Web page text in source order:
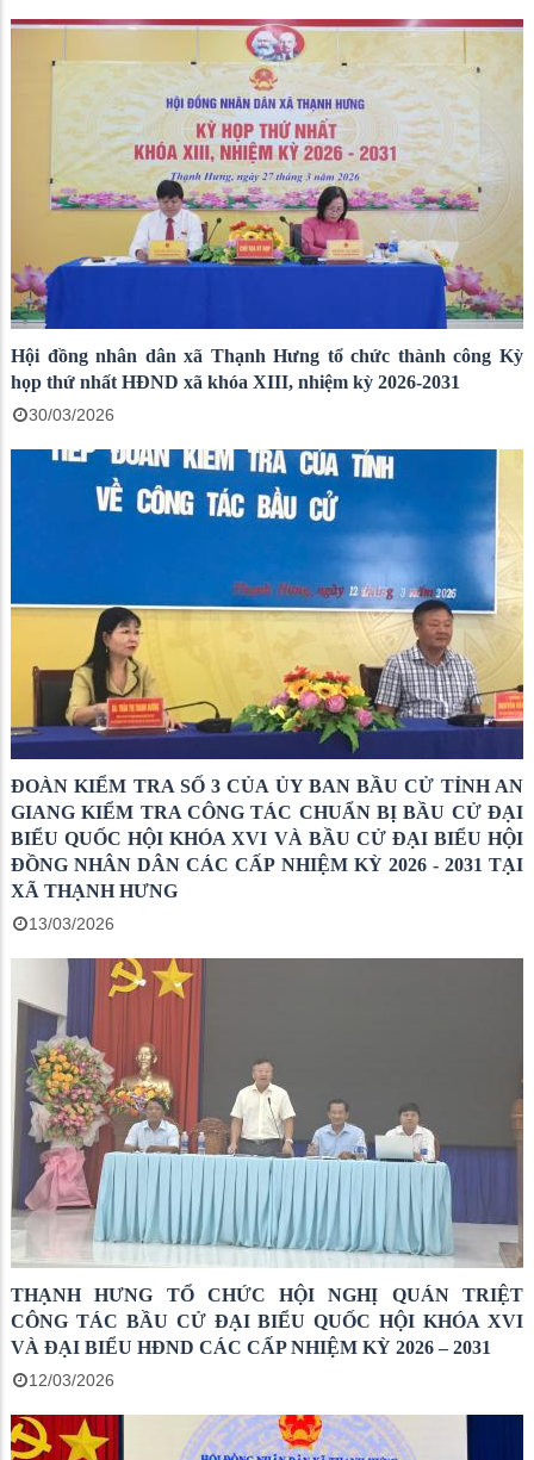
Hội đồng nhân dân xã Thạnh Hưng tổ chức thành công Kỳ
họp thứ nhất HĐND xã khóa XIII, nhiệm kỳ 2026-2031
30/03/2026
ĐOÀN KIỂM TRA SỐ 3 CỦA ỦY BAN BẦU CỬ TỈNH AN
GIANG KIỂM TRA CÔNG TÁC CHUẨN BỊ BẦU CỬ ĐẠI
BIỂU QUỐC HỘI KHÓA XVI VÀ BẦU CỬ ĐẠI BIỂU HỘI
ĐỒNG NHÂN DÂN CÁC CẤP NHIỆM KỲ 2026 - 2031 TẠI
XÃ THẠNH HƯNG
13/03/2026
THẠNH HƯNG TỔ CHỨC HỘI NGHỊ QUÁN TRIỆT
CÔNG TÁC BẦU CỬ ĐẠI BIỂU QUỐC HỘI KHÓA XVI
VÀ ĐẠI BIỂU HĐND CÁC CẤP NHIỆM KỲ 2026 – 2031
12/03/2026